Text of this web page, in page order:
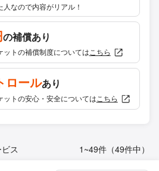
なので内容がリアル！
の補償あり
ットの補償制度については こちら
ロールあり
ットの安心・安全については こちら
ス 1~49件（49件中）